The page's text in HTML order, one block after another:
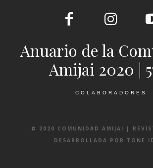
Anuario de la
Amijai 2020 |
COLABORADORES
© 2020 COMUNIDAD AMIJAI |
DESARROLLADA POR TONE